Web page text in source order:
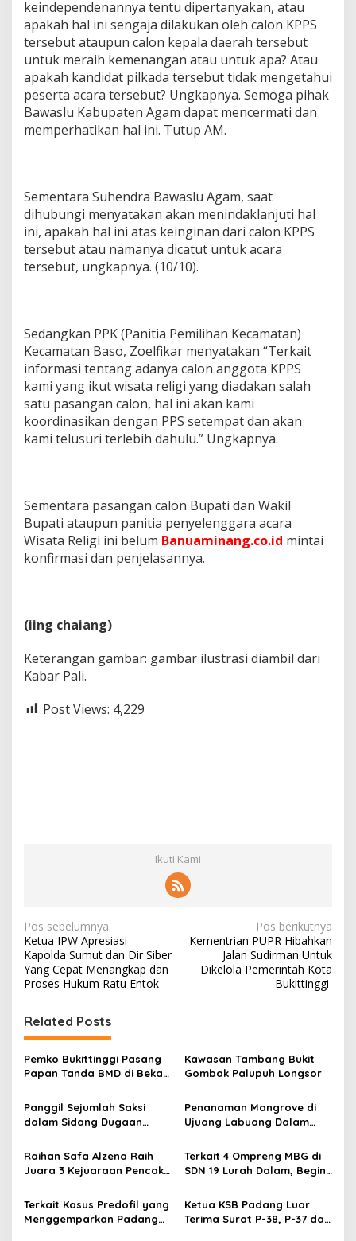
keindependenannya tentu dipertanyakan, atau
apakah hal ini sengaja dilakukan oleh calon KPPS
tersebut ataupun calon kepala daerah tersebut
untuk meraih kemenangan atau untuk apa? Atau
apakah kandidat pilkada tersebut tidak mengetahui
peserta acara tersebut? Ungkapnya. Semoga pihak
Bawaslu Kabupaten Agam dapat mencermati dan
memperhatikan hal ini. Tutup AM.
Sementara Suhendra Bawaslu Agam, saat
dihubungi menyatakan akan menindaklanjuti hal
ini, apakah hal ini atas keinginan dari calon KPPS
tersebut atau namanya dicatut untuk acara
tersebut, ungkapnya. (10/10).
Sedangkan PPK (Panitia Pemilihan Kecamatan)
Kecamatan Baso, Zoelfikar menyatakan “Terkait
informasi tentang adanya calon anggota KPPS
kami yang ikut wisata religi yang diadakan salah
satu pasangan calon, hal ini akan kami
koordinasikan dengan PPS setempat dan akan
kami telusuri terlebih dahulu.” Ungkapnya.
Sementara pasangan calon Bupati dan Wakil
Bupati ataupun panitia penyelenggara acara
Wisata Religi ini belum Banuaminang.co.id mintai
konfirmasi dan penjelasannya.
(iing chaiang)
Keterangan gambar: gambar ilustrasi diambil dari
Kabar Pali.
Post Views: 4,229
Ikuti Kami
N
a
v
g
a
s
p
o
s
Pos sebelumnya
Ketua IPW Apresiasi
Kapolda Sumut dan Dir Siber
Yang Cepat Menangkap dan
Proses Hukum Ratu Entok
Pos berikutnya
Kementrian PUPR Hibahkan
Jalan Sudirman Untuk
Dikelola Pemerintah Kota
Bukittinggi
Related Posts
Pemko Bukittinggi Pasang
Papan Tanda BMD di Bekas
Kawasan Tambang Bukit
Gombak Palupuh Longsor
Panggil Sejumlah Saksi
dalam Sidang Dugaan
Terdakwa Haji DS
Penanaman Mangrove di
Ujuang Labuang Dalam
Sedunia
Raihan Safa Alzena Raih
Juara 3 Kejuaraan Pencak
Sumatera Barat
Terkait 4 Ompreng MBG di
SDN 19 Lurah Dalam, Begini
Terkait Kasus Predofil yang
Menggemparkan Padang
Ketua KSB Padang Luar
Terima Surat P-38, P-37 dari